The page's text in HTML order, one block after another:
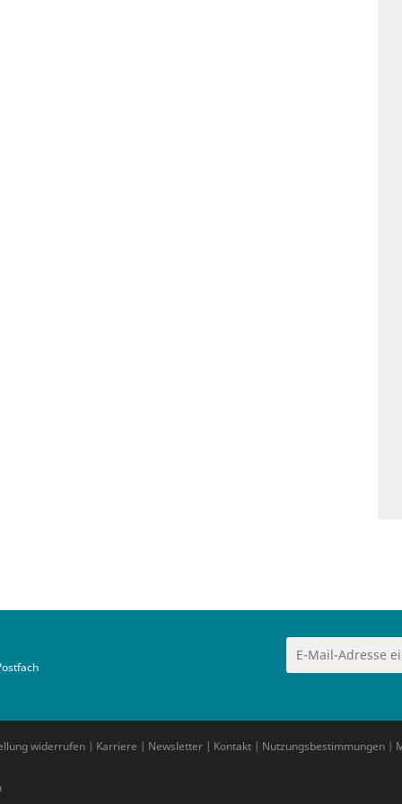
widerrufen | Karriere | Newsletter | Kontakt | Nutzungsbestimmungen |